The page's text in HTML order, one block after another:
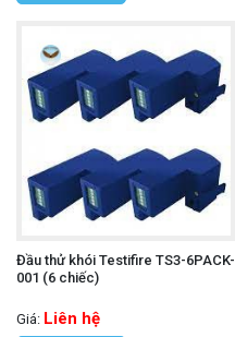
Đầu thử khói Testifire TS3-6PACK-
001 (6 chiếc)
Giá: Liên hệ